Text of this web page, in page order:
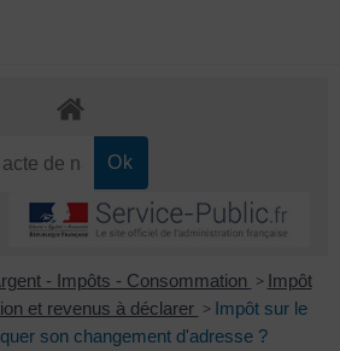
- Impôts - Consommation > Impôt
et revenus à déclarer > Impôt sur le
son changement d'adresse ?